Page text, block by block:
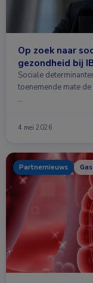
Op zoek naar
gezondheid bij
Sociale
toenemende mate
…
4 mei 2026
Partnernieuws